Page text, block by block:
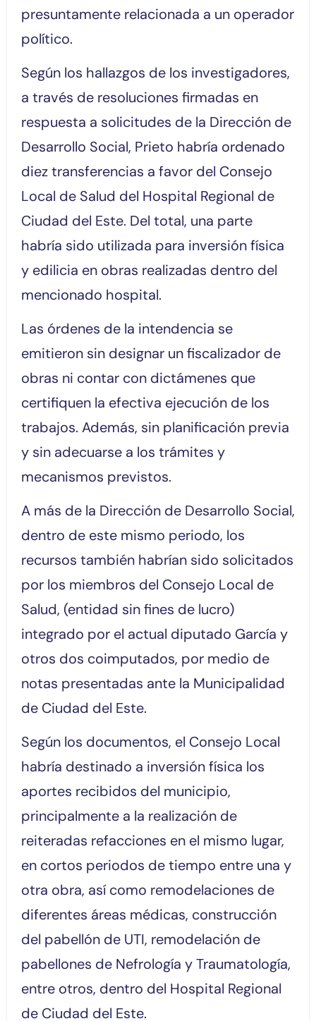
presuntamente relacionada a un operador
político.
Según los hallazgos de los investigadores,
a través de resoluciones firmadas en
respuesta a solicitudes de la Dirección de
Desarrollo Social, Prieto habría ordenado
diez transferencias a favor del Consejo
Local de Salud del Hospital Regional de
Ciudad del Este. Del total, una parte
habría sido utilizada para inversión física
y edilicia en obras realizadas dentro del
mencionado hospital.
Las órdenes de la intendencia se
emitieron sin designar un fiscalizador de
obras ni contar con dictámenes que
certifiquen la efectiva ejecución de los
trabajos. Además, sin planificación previa
y sin adecuarse a los trámites y
mecanismos previstos.
A más de la Dirección de Desarrollo Social,
dentro de este mismo periodo, los
recursos también habrían sido solicitados
por los miembros del Consejo Local de
Salud, (entidad sin fines de lucro)
integrado por el actual diputado García y
otros dos coimputados, por medio de
notas presentadas ante la Municipalidad
de Ciudad del Este.
Según los documentos, el Consejo Local
habría destinado a inversión física los
aportes recibidos del municipio,
principalmente a la realización de
reiteradas refacciones en el mismo lugar,
en cortos periodos de tiempo entre una y
otra obra, así como remodelaciones de
diferentes áreas médicas, construcción
del pabellón de UTI, remodelación de
pabellones de Nefrología y Traumatología,
entre otros, dentro del Hospital Regional
de Ciudad del Este.